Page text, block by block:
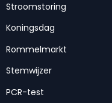
Stroomstoring
Koningsdag
Rommelmarkt
Stemwijzer
PCR-test